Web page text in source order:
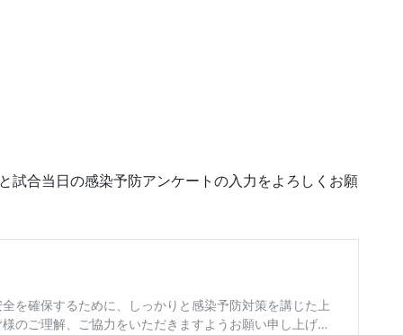
試合当日の感染予防アンケートの入力をよろしくお願